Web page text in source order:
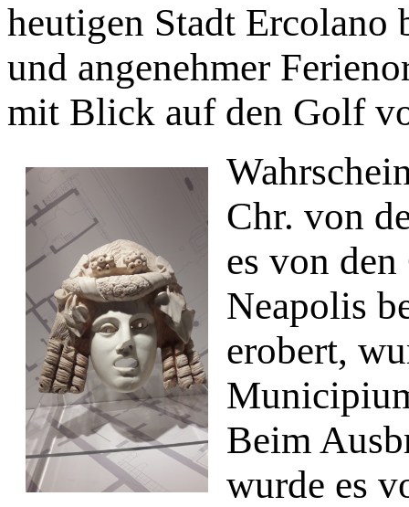
heutigen Stadt
und angenehmer
mit Blick auf den Golf
Chr. von
es von den
Neapolis
erobert,
Beim
wurde es